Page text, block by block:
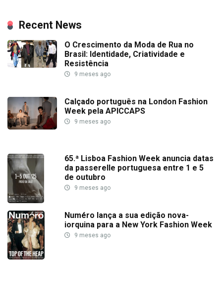
Recent News
O Crescimento da Moda de Rua no
Brasil: Identidade, Criatividade e
Resistência
9 meses ago
Calçado português na London Fashion
Week pela APICCAPS
9 meses ago
65.ª Lisboa Fashion Week anuncia datas
da passerelle portuguesa entre 1 e 5
de outubro
9 meses ago
Numéro lança a sua edição nova-
iorquina para a New York Fashion Week
9 meses ago